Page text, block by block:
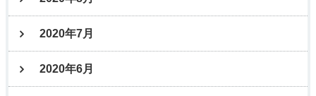
2020年7月
2020年6月